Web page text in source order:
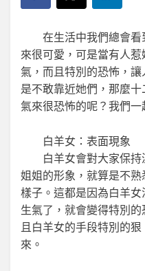
在生活中我們總會看
來很可愛，可是當有人
氣，而且特別的恐怖，
是不敢靠近她們，那麼
氣來很恐怖的呢？我們一
白羊女：表面現象
白羊女會對大家保持
姐姐的形象，就算是不
樣子。這都是因為白羊
生氣了，就會變得特別
且白羊女的手段特別的
來。